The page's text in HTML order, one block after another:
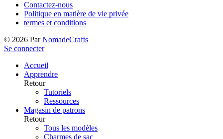
Contactez-nous
Politique en matière de vie privée
termes et conditions
© 2026 ParNomadeCrafts
Se connecter
Accueil
Apprendre
Retour
Tutoriels
Ressources
Magasin de patrons
Retour
Tous les modèles
Charmes de sac